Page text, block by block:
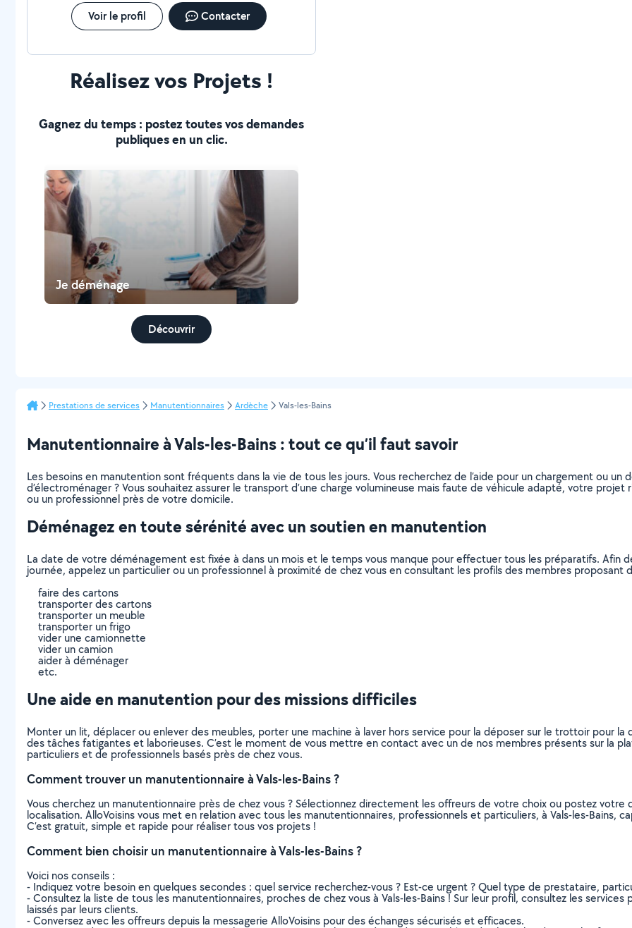
Voir le profil Contacter
Réalisez vos Projets !
Gagnez du temps : postez toutes vos demandes
publiques en un clic.
Je déménage
Découvrir
Prestations de services Manutentionnaires Ardèche Vals-les-Bains
Manutentionnaire à Vals-les-Bains : tout ce qu’il faut savoir
Les besoins en manutention sont fréquents dans la vie de tous les jours. Vous recherchez de l’aide pour un chargement ou
d’électroménager ? Vous souhaitez assurer le transport d’une charge volumineuse mais faute de véhicule adapté, votre
ou un professionnel près de votre domicile.
Déménagez en toute sérénité avec un soutien en manutention
La date de votre déménagement est fixée à dans un mois et le temps vous manque pour effectuer tous les préparatifs. Afin
journée, appelez un particulier ou un professionnel à proximité de chez vous en consultant les profils des membres
faire des cartons
transporter des cartons
transporter un meuble
transporter un frigo
vider une camionnette
vider un camion
aider à déménager
etc.
Une aide en manutention pour des missions difficiles
Monter un lit, déplacer ou enlever des meubles, porter une machine à laver hors service pour la déposer sur le trottoir pour
des tâches fatigantes et laborieuses. C’est le moment de vous mettre en contact avec un de nos membres présents sur la
particuliers et de professionnels basés près de chez vous.
Comment trouver un manutentionnaire à Vals-les-Bains ?
Vous cherchez un manutentionnaire près de chez vous ? Sélectionnez directement les offreurs de votre choix ou postez
localisation. AlloVoisins vous met en relation avec tous les manutentionnaires, professionnels et particuliers, à Vals-les-Bains,
C’est gratuit, simple et rapide pour réaliser tous vos projets !
Comment bien choisir un manutentionnaire à Vals-les-Bains ?
Voici nos conseils :
- Indiquez votre besoin en quelques secondes : quel service recherchez-vous ? Est-ce urgent ? Quel type de prestataire,
- Consultez la liste de tous les manutentionnaires, proches de chez vous à Vals-les-Bains ! Sur leur profil, consultez les
laissés par leurs clients.
- Conversez avec les offreurs depuis la messagerie AlloVoisins pour des échanges sécurisés et efficaces.